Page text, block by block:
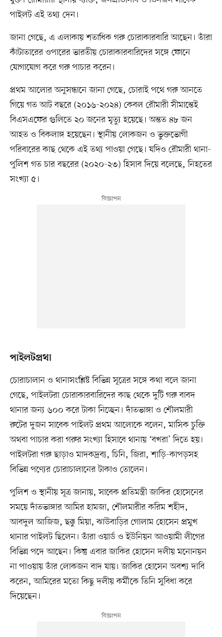
পাইলট এই তথ্য দেন।
জানা গেছে, এ এলাকায় শতাধিক গরু চোরাকারবারি আছেন। তাঁরা
কাঁটাতারের ওপারের ভারতীয় চোরাকারবারিদের সঙ্গে ফোনে
যোগাযোগ করে গরু পাচার করেন।
প্রথম আলোর অনুসন্ধানে জানা গেছে, চোরাই পথে গরু আনতে
গিয়ে গত আট বছরে (২০১৬-২০২৪) কেবল রৌমারী সীমান্তেই
বিএসএফের গুলিতে ২০ জনের মৃত্যু হয়েছে। অন্তত ৪৮ জন
আহত ও বিকলাঙ্গ হয়েছেন। স্থানীয় লোকজন ও ভুক্তভোগী
পরিবারের কাছ থেকে এই তথ্য পাওয়া গেছে। যদিও রৌমারী থানা-
পুলিশ গত চার বছরের (২০২০-২৩) হিসাব দিয়ে বলেছে, নিহতের
সংখ্যা ৫।
পাইলটপ্রথা
চোরাচালান ও থানাসংশ্লিষ্ট বিভিন্ন সূত্রের সঙ্গে কথা বলে জানা
গেছে, পাইলটরা চোরাকারবারিদের কাছ থেকে দুটি গরু বাবদ
থানার জন্য ৬০০ করে টাকা নিচ্ছেন। দাঁতভাঙ্গা ও শৌলমারী
রুটের দুজন সাবেক পাইলট প্রথম আলোকে বলেন, মাসিক চুক্তি
অথবা পাচার করা গরুর সংখ্যা হিসাবে থানায় ‘বখরা’ দিতে হয়।
পাইলটরা গরু ছাড়াও মাদকদ্রব্য, চিনি, জিরা, শাড়ি-কাপড়সহ
বিভিন্ন পণ্যের চোরাচালানের টাকাও তোলেন।
পুলিশ ও স্থানীয় সূত্র জানায়, সাবেক প্রতিমন্ত্রী জাকির হোসেনের
সময়ে দাঁতভাঙ্গার আমির হামজা, শৌলমারীর করিম শহীদ,
আবদুল আজিজ, ছক্কু মিয়া, ঝাউবাড়ির গোলাম হোসেন প্রমুখ
থানার পাইলট ছিলেন। তাঁরা ওয়ার্ড ও ইউনিয়ন আওয়ামী লীগের
বিভিন্ন পদে আছেন। কিন্তু এবার জাকির হোসেন দলীয় মনোনয়ন
না পাওয়ায় তাঁর লোকজন বাদ যায়। জাকির হোসেন অবশ্য দাবি
করেন, আমিরের মতো কিছু দলীয় কর্মীকে তিনি সুবিধা করে
দিয়েছেন।